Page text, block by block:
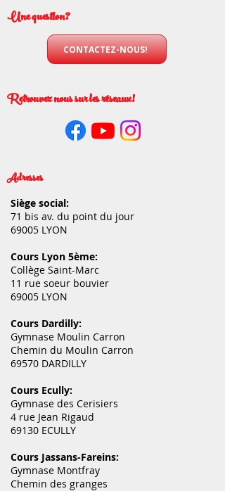
Une question?
CONTACTEZ-NOUS!
Retrouvez nous sur les réseaux!
Adresses
Siège social:
71 bis av. du point du jour
69005 LYON
Cours Lyon 5ème:
Collège Saint-Marc
11 rue soeur bouvier
69005 LYON
Cours Dardilly:
Gymnase Moulin Carron
Chemin du Moulin Carron
69570 DARDILLY
Cours Ecully:
Gymnase des Cerisiers
4 rue Jean Rigaud
69130 ECULLY
Cours Jassans-Fareins:
Gymnase Montfray
Chemin des granges